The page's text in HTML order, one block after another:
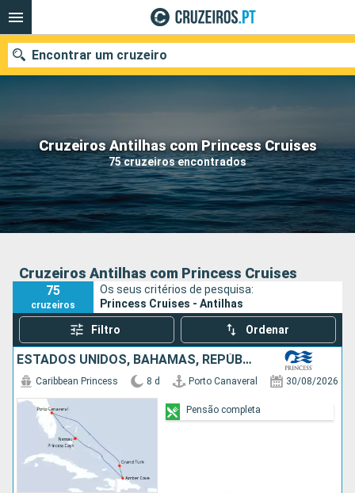
Cruzeiros Antilhas com Princess Cruises
75 cruzeiros encontrados
Encontrar um cruzeiro
Quando ir?
Data de partida
Portos Companhias
Cruzeiros Antilhas com Princess Cruises
75
cruzeiros
Os seus critérios de pesquisa:
Princess Cruises - Antilhas
Filtro Ordenar
ESTADOS UNIDOS, BAHAMAS, REPÚBLICA DOMINICANA, ILHAS TURCAS E CAICOS
Caribbean Princess 8 d Porto Canaveral 30/08/2026
Pensão completa